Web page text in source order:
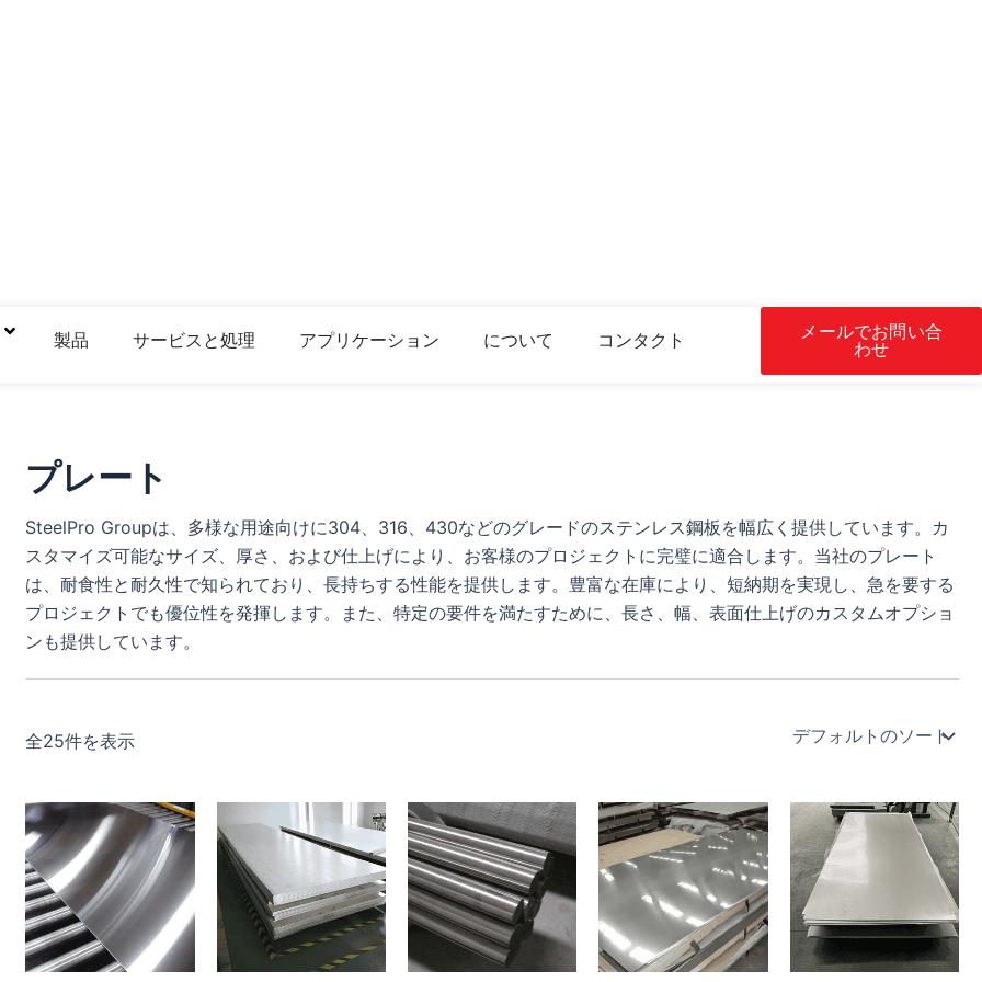
製品 サービスと処理 アプリケーション について コンタクト メールでお問い合
わせ
プレート
SteelPro Groupは、多様な用途向けに304、316、430などのグレードのステンレス鋼板を幅広く提供しています。カ
スタマイズ可能なサイズ、厚さ、および仕上げにより、お客様のプロジェクトに完璧に適合します。当社のプレート
は、耐食性と耐久性で知られており、長持ちする性能を提供します。豊富な在庫により、短納期を実現し、急を要する
プロジェクトでも優位性を発揮します。また、特定の要件を満たすために、長さ、幅、表面仕上げのカスタムオプショ
ンも提供しています。
全25件を表示